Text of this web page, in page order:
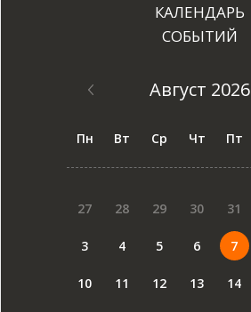
КАЛЕНДАРЬ
СОБЫТИЙ
Август 2026
Пн Вт Ср Чт Пт
27 28 29 30 31
3 4 5 6 7
10 11 12 13 14